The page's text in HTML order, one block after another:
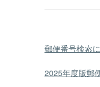
郵便番号検索
2025年度版郵